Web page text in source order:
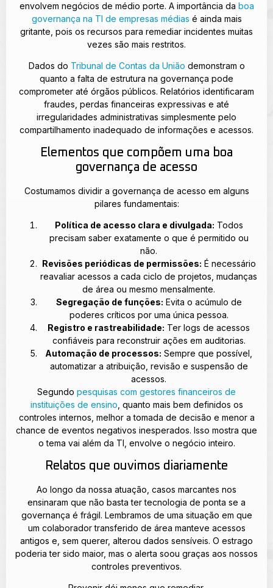
envolvem negócios de médio porte. A importância da boa
governança na TI de empresas médias é ainda mais
gritante, pois os recursos para remediar incidentes muitas
vezes são mais restritos.
Dados do Tribunal de Contas da União demonstram o
quanto a falta de estrutura na governança pode
comprometer até órgãos públicos. Relatórios identificaram
fraudes, perdas financeiras expressivas e até
irregularidades administrativas simplesmente pelo
compartilhamento inadequado de informações e acessos.
Elementos que compõem uma boa
governança de acesso
Costumamos dividir a governança de acesso em alguns
pilares fundamentais:
Política de acesso clara e divulgada: Todos
precisam saber exatamente o que é permitido ou
não.
Revisões periódicas de permissões: É necessário
reavaliar acessos a cada ciclo de projetos, mudanças
de área ou mesmo mensalmente.
Segregação de funções: Evita o acúmulo de
poderes críticos por uma única pessoa.
Registro e rastreabilidade: Ter logs de acessos
confiáveis para reconstruir ações em auditorias.
Automação de processos: Sempre que possível,
automatizar a atribuição, revisão e suspensão de
acessos.
Segundo pesquisas com gestores financeiros de
instituições de ensino , quanto mais bem definidos os
controles internos, melhor a tomada de decisão e menor a
chance de eventos negativos inesperados. Isso mostra que
o tema vai além da TI, envolve o negócio inteiro.
Relatos que ouvimos diariamente
Ao longo da nossa atuação, casos marcantes nos
ensinaram que não basta ter tecnologia de ponta se a
governança é frágil. Lembramos de uma situação em que
um colaborador transferido de área manteve acessos
antigos e, sem querer, alterou dados sensíveis. O estrago
poderia ter sido maior, mas o alerta soou graças aos nossos
controles preventivos.